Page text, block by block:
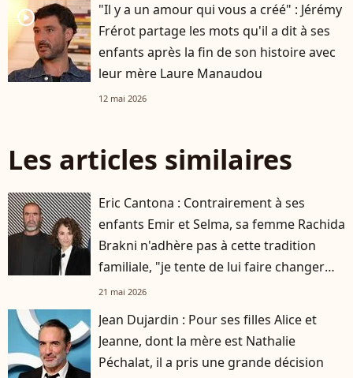
player2
"Il y a un amour qui vous a créé" : Jérémy
Frérot partage les mots qu'il a dit à ses
enfants après la fin de son histoire avec
leur mère Laure Manaudou
12 mai 2026
Les articles similaires
Eric Cantona : Contrairement à ses
enfants Emir et Selma, sa femme Rachida
Brakni n'adhère pas à cette tradition
familiale, "je tente de lui faire changer
d'avis"
21 mai 2026
Jean Dujardin : Pour ses filles Alice et
Jeanne, dont la mère est Nathalie
Péchalat, il a pris une grande décision